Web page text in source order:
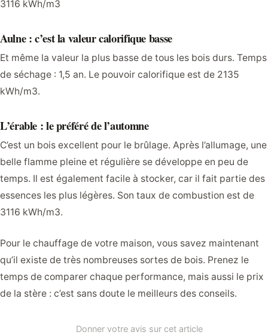
3116 kWh/m3
Aulne : c’est la valeur calorifique basse
Et même la valeur la plus basse de tous les bois durs. Temps
de séchage : 1,5 an. Le pouvoir calorifique est de 2135
kWh/m3.
L’érable : le préféré de l’automne
C’est un bois excellent pour le brûlage. Après l’allumage, une
belle flamme pleine et régulière se développe en peu de
temps. Il est également facile à stocker, car il fait partie des
essences les plus légères. Son taux de combustion est de
3116 kWh/m3.
Pour le chauffage de votre maison, vous savez maintenant
qu’il existe de très nombreuses sortes de bois. Prenez le
temps de comparer chaque performance, mais aussi le prix
de la stère : c’est sans doute le meilleurs des conseils.
Donner votre avis sur cet article